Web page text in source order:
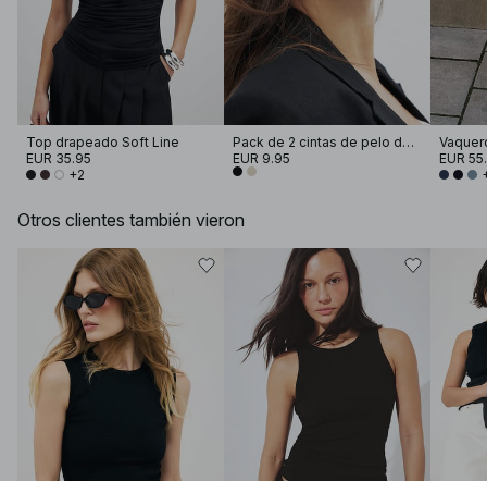
Top drapeado Soft Line
EUR 35.95
+2
Pack de 2 cintas de pelo de jersey
EUR 9.95
EUR
Otros clientes también vieron